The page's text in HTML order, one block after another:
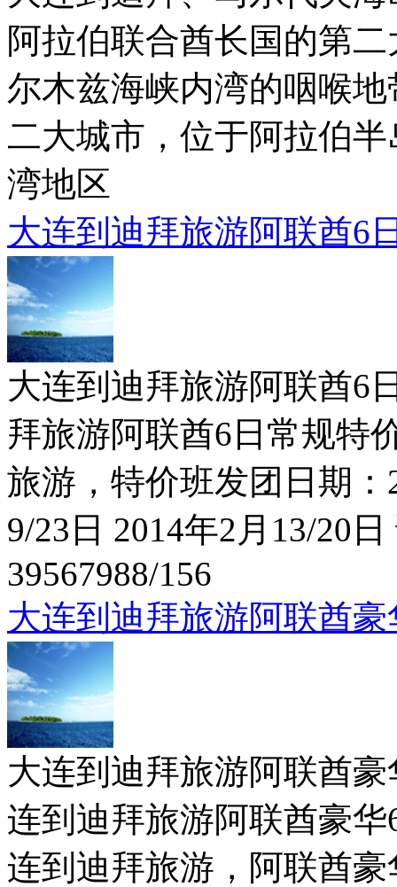
阿拉伯联合酋长国的第
尔木兹海峡内湾的咽喉
二大城市，位于阿拉伯
湾地区
大连到迪拜旅游阿联酋6
大连到迪拜旅游阿联酋6
拜旅游阿联酋6日常规特
旅游，特价班发团日期：
9/23日 2014年2月13/20
39567988/156
大连到迪拜旅游阿联酋
大连到迪拜旅游阿联酋
连到迪拜旅游阿联酋豪
连到迪拜旅游，阿联酋